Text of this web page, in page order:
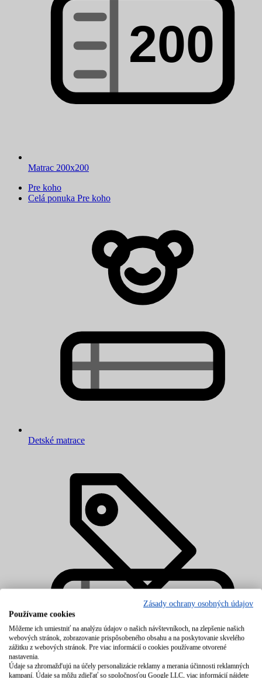
Matrac 200x200
Pre koho
Celá ponuka Pre koho
Detské matrace
Zásady ochrany osobných údajov
Používame cookies
Môžeme ich umiestniť na analýzu údajov o našich návštevníkoch, na zlepšenie našich
webových stránok, zobrazovanie prispôsobeného obsahu a na poskytovanie skvelého
zážitku z webových stránok. Pre viac informácií o cookies používame otvorené
nastavenia.
Údaje sa zhromažďujú na účely personalizácie reklamy a merania účinnosti reklamných
kampaní. Údaje sa môžu zdieľať so spoločnosťou Google LLC, viac informácií nájdete